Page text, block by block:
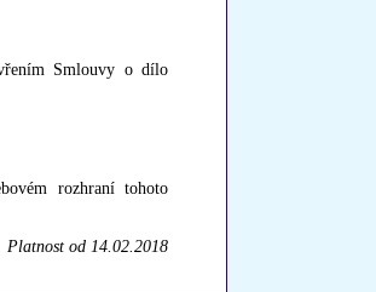
Smlouvy o dílo
rozhraní tohoto
Platnost od 14.02.2018